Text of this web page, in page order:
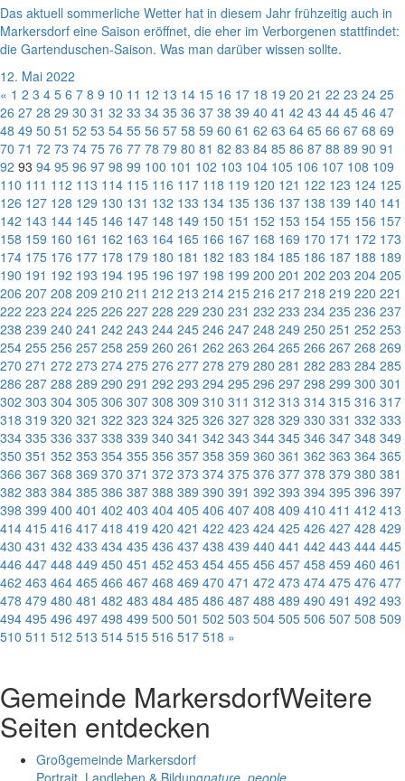
Das aktuell sommerliche Wetter hat in diesem Jahr frühzeitig auch in
Markersdorf eine Saison eröffnet, die eher im Verborgenen stattfindet:
die Gartenduschen-Saison. Was man darüber wissen sollte.
12. Mai 2022
« 1 2 3 4 5 6 7 8 9 10 11 12 13 14 15 16 17 18 19 20 21 22 23 24 25
26 27 28 29 30 31 32 33 34 35 36 37 38 39 40 41 42 43 44 45 46 47
48 49 50 51 52 53 54 55 56 57 58 59 60 61 62 63 64 65 66 67 68 69
70 71 72 73 74 75 76 77 78 79 80 81 82 83 84 85 86 87 88 89 90 91
92 93 94 95 96 97 98 99 100 101 102 103 104 105 106 107 108 109
110 111 112 113 114 115 116 117 118 119 120 121 122 123 124 125
126 127 128 129 130 131 132 133 134 135 136 137 138 139 140 141
142 143 144 145 146 147 148 149 150 151 152 153 154 155 156 157
158 159 160 161 162 163 164 165 166 167 168 169 170 171 172 173
174 175 176 177 178 179 180 181 182 183 184 185 186 187 188 189
190 191 192 193 194 195 196 197 198 199 200 201 202 203 204 205
206 207 208 209 210 211 212 213 214 215 216 217 218 219 220 221
222 223 224 225 226 227 228 229 230 231 232 233 234 235 236 237
238 239 240 241 242 243 244 245 246 247 248 249 250 251 252 253
254 255 256 257 258 259 260 261 262 263 264 265 266 267 268 269
270 271 272 273 274 275 276 277 278 279 280 281 282 283 284 285
286 287 288 289 290 291 292 293 294 295 296 297 298 299 300 301
302 303 304 305 306 307 308 309 310 311 312 313 314 315 316 317
318 319 320 321 322 323 324 325 326 327 328 329 330 331 332 333
334 335 336 337 338 339 340 341 342 343 344 345 346 347 348 349
350 351 352 353 354 355 356 357 358 359 360 361 362 363 364 365
366 367 368 369 370 371 372 373 374 375 376 377 378 379 380 381
382 383 384 385 386 387 388 389 390 391 392 393 394 395 396 397
398 399 400 401 402 403 404 405 406 407 408 409 410 411 412 413
414 415 416 417 418 419 420 421 422 423 424 425 426 427 428 429
430 431 432 433 434 435 436 437 438 439 440 441 442 443 444 445
446 447 448 449 450 451 452 453 454 455 456 457 458 459 460 461
462 463 464 465 466 467 468 469 470 471 472 473 474 475 476 477
478 479 480 481 482 483 484 485 486 487 488 489 490 491 492 493
494 495 496 497 498 499 500 501 502 503 504 505 506 507 508 509
510 511 512 513 514 515 516 517 518 »
Gemeinde MarkersdorfWeitere
Seiten entdecken
Großgemeinde Markersdorf